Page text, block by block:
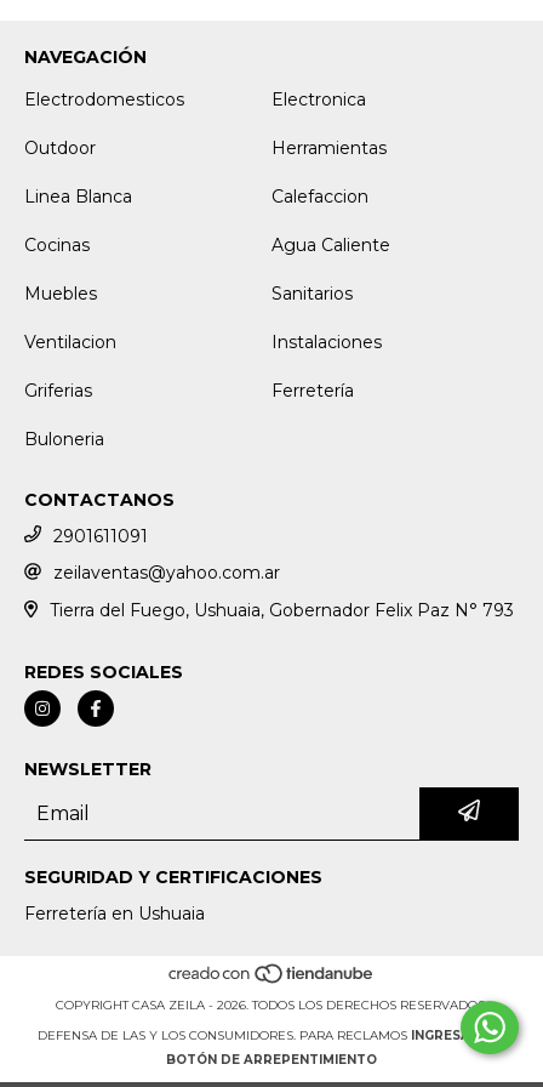
NAVEGACIÓN
Electrodomesticos
Electronica
Outdoor Herramientas
Linea Blanca Calefaccion
Cocinas Agua Caliente
Muebles Sanitarios
Ventilacion Instalaciones
Griferias Ferretería
Buloneria
CONTACTANOS
2901611091
zeilaventas@yahoo.com.ar
Tierra del Fuego, Ushuaia, Gobernador Felix Paz N° 793
REDES SOCIALES
NEWSLETTER
SEGURIDAD Y CERTIFICACIONES
Ferretería en Ushuaia
COPYRIGHT CASA ZEILA - 2026. TODOS LOS DERECHOS RESERVADOS.
DEFENSA DE LAS Y LOS CONSUMIDORES. PARA RECLAMOS
INGRESÁ ACÁ.
BOTÓN DE ARREPENTIMIENTO